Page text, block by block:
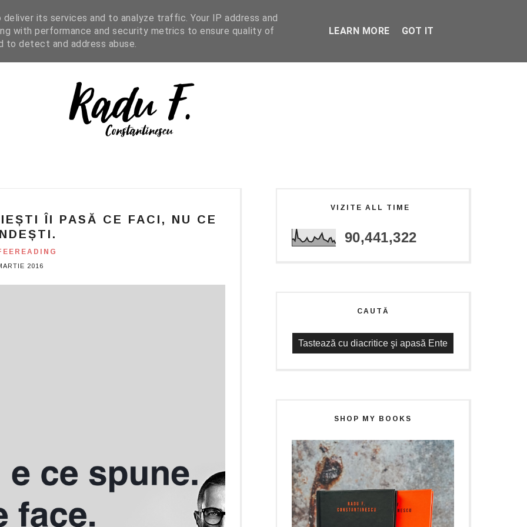
READING ENGLISH SHOP
ÎI PASĂ CE FACI, NU CE
2016
VIZITE ALL TIME
90,441,322
CAUTĂ
SHOP MY BOOKS
its services and to analyze traffic. Your IP address and
with performance and security metrics to ensure quality of
to detect and address abuse.
LEARN MORE GOT IT